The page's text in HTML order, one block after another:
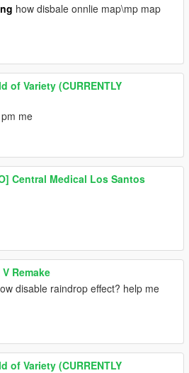
how disbale onnlie map\mp map
of Variety (CURRENTLY
pm me
Central Medical Los Santos
V Remake
disable raindrop effect? help me
of Variety (CURRENTLY